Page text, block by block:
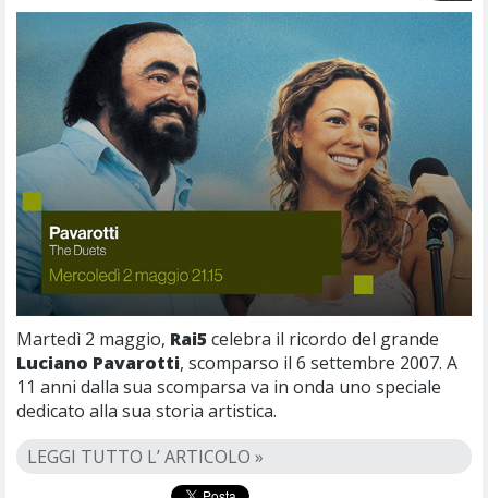
Martedì 2 maggio, Rai5 celebra il ricordo del grande
Luciano Pavarotti, scomparso il 6 settembre 2007. A
11 anni dalla sua scomparsa va in onda uno speciale
dedicato alla sua storia artistica.
LEGGI TUTTO L’ ARTICOLO »